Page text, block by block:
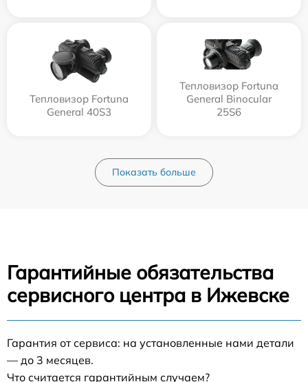
Тепловизор Fortuna
General 40S3
Тепловизор Fortuna
General Binocular
25S6
Показать больше
Гарантийные обязательства
сервисного центра в Ижевске
Гарантия от сервиса: на установленные нами детали
— до 3 месяцев.
Что считается гарантийным случаем?